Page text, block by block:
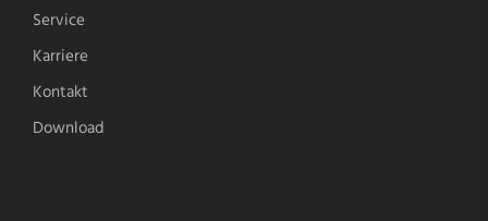
Service
Karriere
Kontakt
Download